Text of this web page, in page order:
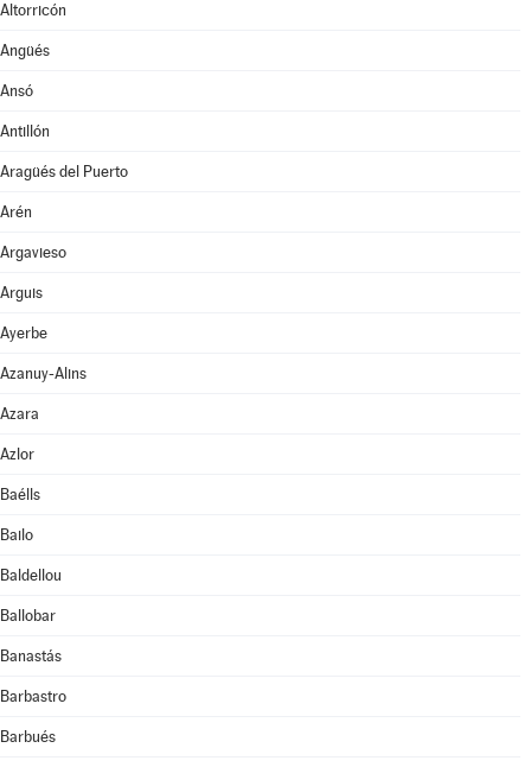
Altorricón
Angüés
Ansó
Antillón
Aragüés del Puerto
Arén
Argavieso
Arguis
Ayerbe
Azanuy-Alins
Azara
Azlor
Baélls
Bailo
Baldellou
Ballobar
Banastás
Barbastro
Barbués